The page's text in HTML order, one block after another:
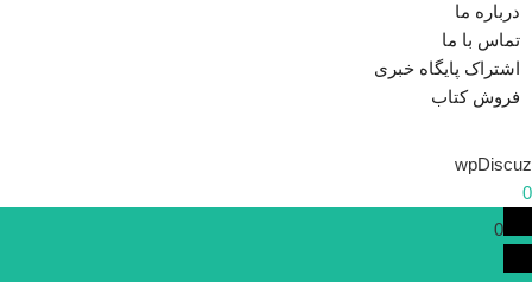
درباره ما
تماس با ما
اشتراک پایگاه خبری
فروش کتاب
wpDiscuz
0
0